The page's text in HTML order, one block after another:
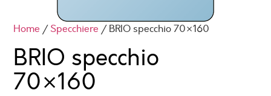
Home /Specchiere / BRIO specchio 70×160
BRIO specchio
70×160